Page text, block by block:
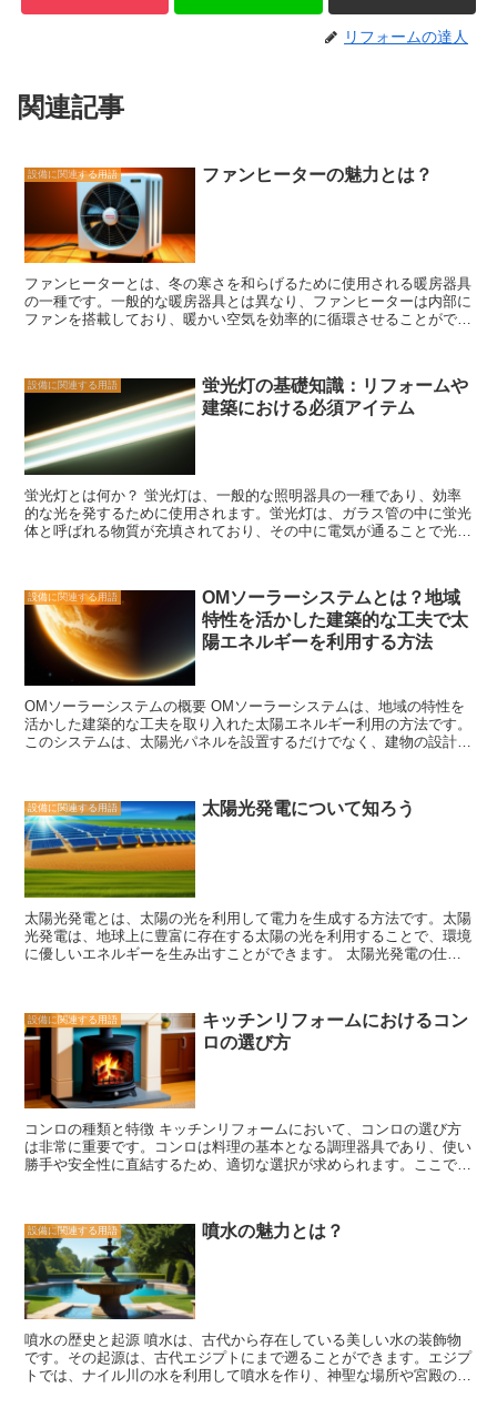
リフォームの達人
関連記事
設備に関連する用語 ファンヒーターの魅力とは？
ファンヒーターとは、冬の寒さを和らげるために使用される暖房器具
の一種です。一般的な暖房器具とは異なり、ファンヒーターは内部に
ファンを搭載しており、暖かい空気を効率的に循環させることができ
応することができます。また、ファンヒーターはコンパクトなサイズ
であり、移動や収納も簡単です。そのため、部屋のどこでも使いたい
場所に移動させることができます。 さらに、ファンヒーターは安全
性にも配慮されています。多くのファンヒーターには、過熱防止機能
や転倒時の自動停止機能が備わっており、万が一の事故を防ぐことが
できます。また、ファンヒーターはオーバーヒートしないため、長時
間使用しても安心です。 さらに、ファンヒーターは省エネ性も高い
です。ファンヒーターは、ファンによって暖かい空気を循環させるこ
とで、部屋全体を均一に暖めることができます。そのため、他の暖房
器具と比べて電力消費量が少なくなります。また、一部のファンヒー
省エネ性という魅力を持っています。寒い冬には、快適な温かさを提
供してくれる頼もしい存在です。是非、ファンヒーターを活用して、
暖かい冬を過ごしてみてください。
設備に関連する用語
蛍光灯の基礎知識：リフォームや
建築における必須アイテム
蛍光灯とは何か？ 蛍光灯は、一般的な照明器具の一種であり、効率
的な光を発するために使用されます。蛍光灯は、ガラス管の中に蛍光
体と呼ばれる物質が充填されており、その中に電気が通ることで光を
は、省エネ性です。蛍光灯は、通常の白熱電球に比べて非常に効率的
に光を発するため、同じ明るさを得るために必要な電力が少なくて済
みます。そのため、蛍光灯はエネルギー消費の削減に貢献し、電気代
の節約にもつながります。 さらに、蛍光灯は長寿命であるという利
点もあります。一般的な蛍光灯は、数千時間以上もの長い寿命を持っ
ています。これは、白熱電球に比べて非常に長い寿命であると言えま
す。そのため、蛍光灯を使用することで、頻繁な交換作業をする必要
がなくなります。 蛍光灯は、リフォームや建築においても非常に重
要な役割を果たします。特に、大きなスペースやオフィスなど、広い
ため、効果的な照明効果を実現することができます。 蛍光灯は、そ
の省エネ性と長寿命の特徴から、現代の照明器具として非常に人気が
あります。また、最近ではLED照明の普及により、蛍光灯の需要は減
少していますが、まだまだ多くの場所で使用されています。蛍光灯
は、エネルギー効率の向上や環境への配慮を考える上で、重要な存在
であると言えます。
設備に関連する用語
OMソーラーシステムとは？地域
特性を活かした建築的な工夫で太
陽エネルギーを利用する方法
OMソーラーシステムの概要 OMソーラーシステムは、地域の特性を
活かした建築的な工夫を取り入れた太陽エネルギー利用の方法です。
このシステムは、太陽光パネルを設置するだけでなく、建物の設計や
組み込むことが重要です。例えば、南向きの窓を大きく取り、日光を
最大限に取り込むようにすることで、室内の明るさを確保するだけで
なく、冬季の暖房負荷を軽減することができます。また、屋根には太
陽光パネルを設置し、電力を生成することができます。 さらに、OM
ソーラーシステムでは、建物の配置にも注意が払われます。周囲の建
物や樹木による影の影響を最小限に抑えるため、建物を適切な位置に
配置することが求められます。また、周囲の環境に配慮し、風の通り
道や日陰スペースを確保することも重要です。 利用者の行動パター
ンもOMソーラーシステムの効果に影響を与えます。例えば、昼間に
家を空けることが多い場合は、太陽光パネルからの電力を貯めるため
た建築的な工夫を取り入れることで、太陽エネルギーの効果を最大限
に引き出す方法です。建物の設計や配置、利用者の行動パターンなど
を考慮することで、より効率的なエネルギー利用が可能となります。
これからの社会において、持続可能なエネルギーの利用はますます重
要となっています。OMソーラーシステムは、その一環として注目さ
設備に関連する用語 太陽光発電について知ろう
太陽光発電とは、太陽の光を利用して電力を生成する方法です。太陽
光発電は、地球上に豊富に存在する太陽の光を利用することで、環境
に優しいエネルギーを生み出すことができます。 太陽光発電の仕組
けると、太陽電池内の半導体材料が光エネルギーを吸収し、電子を放
出します。この電子の流れが電流となり、太陽光発電システムによっ
て電力に変換されます。 太陽光発電の最大の利点は、再生可能エネ
ルギーであることです。太陽の光は無尽蔵に存在し、燃料を必要とし
ないため、環境に負荷をかけることなく電力を供給することができま
す。また、太陽光発電はCO2の排出量を削減するため、地球温暖化の
抑制にも貢献します。 さらに、太陽光発電は経済的なメリットもあ
ります。太陽光発電システムの設置費用は以前よりも大幅に低下して
おり、導入コストも抑えられるようになっています。また、太陽光発
は、持続可能なエネルギー供給のための重要な手段として注目されて
います。その利点や経済的なメリットから、世界中で太陽光発電の導
入が進んでいます。今後も技術の進歩や政府の支援により、太陽光発
電はますます普及していくことが予想されます。私たち一人ひとりが
太陽光発電についての知識を深め、積極的な導入を考えることが、持
続可能な未来のために重要です。
設備に関連する用語
キッチンリフォームにおけるコン
ロの選び方
コンロの種類と特徴 キッチンリフォームにおいて、コンロの選び方
は非常に重要です。コンロは料理の基本となる調理器具であり、使い
勝手や安全性に直結するため、適切な選択が求められます。ここで
ガスコンロは火力が強く、調理の幅が広いため、料理のバリエーショ
ンが豊富になります。また、火加減の調整がしやすく、熱の伝わりも
早いため、調理時間を短縮することができます。ただし、ガスコンロ
は火を使うため、火の取り扱いには注意が必要です。 次に、IHクッ
キングヒーターは最近人気が高まっているタイプです。IHクッキング
ヒーターは電磁調理器とも呼ばれ、電磁波を使って鍋底を加熱する仕
組みです。火を使わないため、火の取り扱いに慣れていない方や小さ
なお子さんがいる家庭でも安心して使用することができます。また、
火力の調整が細かく、熱の伝わりも均一なため、料理の仕上がりも良
くなります。ただし、IHクッキングヒーターは専用の鍋やフライパン
設備に関連する用語 噴水の魅力とは？
噴水の歴史と起源 噴水は、古代から存在している美しい水の装飾物
です。その起源は、古代エジプトにまで遡ることができます。エジプ
トでは、ナイル川の水を利用して噴水を作り、神聖な場所や宮殿の庭